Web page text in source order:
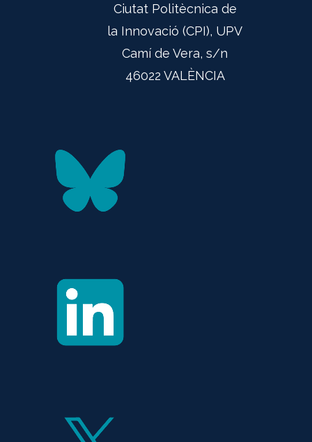
Ciutat Politècnica de
la Innovació (CPI), UPV
Camí de Vera, s/n
46022 VALÈNCIA